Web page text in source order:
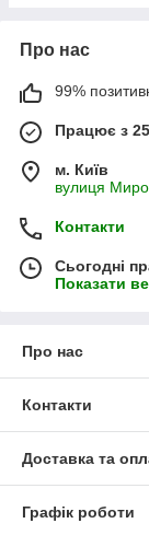
Про нас
99%
Працює з
м. Київ
вулиця
Контакти
Сьогодні
Показати
Про нас
Контакти
Доставка та
Графік роботи